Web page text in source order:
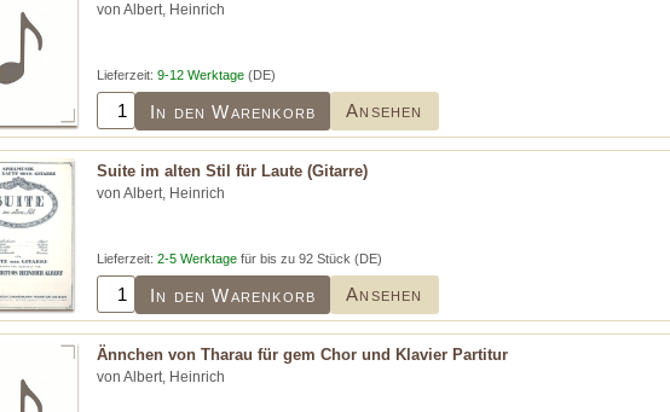
von Albert, Heinrich
Lieferzeit: 9-12 Werktage (DE)
In den Warenkorb Ansehen
Suite im alten Stil für Laute (Gitarre)
von Albert, Heinrich
Lieferzeit: 2-5 Werktage für bis zu 92 Stück (DE)
In den Warenkorb Ansehen
Ännchen von Tharau für gem Chor und Klavier Partitur
von Albert, Heinrich